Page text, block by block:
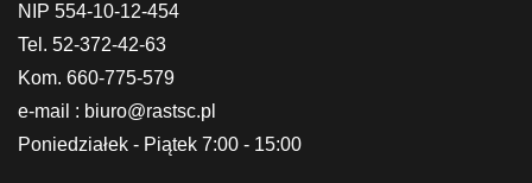
NIP 554-10-12-454
Tel. 52-372-42-63
Kom. 660-775-579
e-mail : biuro@rastsc.pl
Poniedziałek - Piątek 7:00 - 15:00